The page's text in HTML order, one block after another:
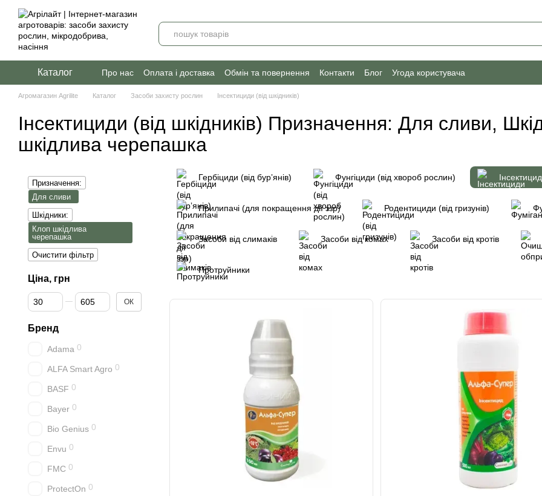
Перейти до основного контенту
Каталог Про нас Оплата і доставка Обмін та повернення Контакти Блог Угода користувача
Агромагазин Agrilite Каталог Засоби захисту рослин Інсектициди (від шкідників)
Інсектициди (від шкідників) Призначення: Для сливи,
шкідлива черепашка
Гербіциди (від бурʼянів) Фунгіциди (від хвороб рослин)
Прилипачі (для покращення дії ззр) Родентициди (від гризунів)
Засоби від слимаків Засоби від комах Засоби від кротів
Протруйники
Призначення:
Для сливи
Шкідники:
Клоп шкідлива
черепашка
Очистити фільтр
Ціна, грн
Від Ціна, грн
До Ціна, грн ОК
Бренд
Adama 0
ALFA Smart Agro 0
BASF 0
Bayer 0
Bio Genius 0
Envu 0
FMC 0
ProtectOn 0